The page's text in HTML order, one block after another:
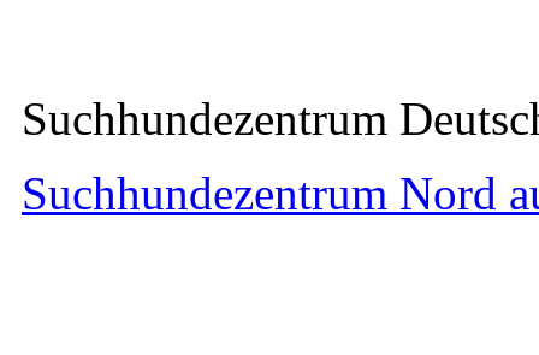
Suchhundezentrum
Suchhundezentrum Nord